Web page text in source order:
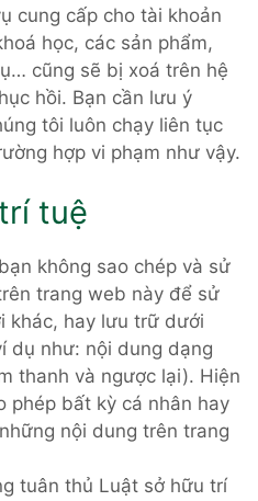
cung cấp cho tài khoản
học, các sản phẩm,
cũng sẽ bị xoá trên hệ
hồi. Bạn cần lưu ý
tôi luôn chạy liên tục
hợp vi phạm như vậy.
tuệ
không sao chép và sử
trang web này để sử
khác, hay lưu trữ dưới
dụ như: nội dung dạng
thanh và ngược lại). Hiện
phép bất kỳ cá nhân hay
nội dung trên trang
tuân thủ Luật sở hữu trí